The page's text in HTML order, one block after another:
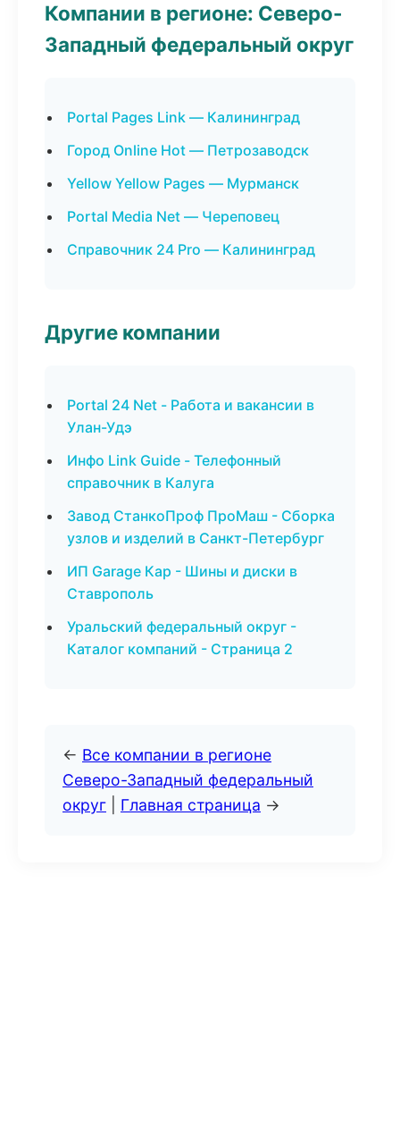
Компании в регионе: Северо-
Западный федеральный округ
Portal Pages Link — Калининград
Город Online Hot — Петрозаводск
Yellow Yellow Pages — Мурманск
Portal Media Net — Череповец
Справочник 24 Pro — Калининград
Другие компании
Portal 24 Net - Работа и вакансии в
Улан-Удэ
Инфо Link Guide - Телефонный
справочник в Калуга
Завод СтанкоПроф ПроМаш - Сборка
узлов и изделий в Санкт-Петербург
ИП Garage Кар - Шины и диски в
Ставрополь
Уральский федеральный округ -
Каталог компаний - Страница 2
← Все компании в регионе
Северо-Западный федеральный
округ
Главная страница →